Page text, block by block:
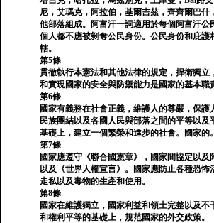
尼，艾瑪克，阿拉伯，基爾吉茲，齊齊爾巴什
他部落組成。阿富汗一詞適用於每個阿富汗公
個人都不應被剝奪公民身份。公民身份和庇護
轄。
第5條
貫徹執行本憲法和其他法律的規定，捍衛獨立
和實現國家的安全與防禦能力是國家的基本職
第6條
國家有義務在社會正義，維護人的尊嚴，保護
民族團結以及各國人民與部落之間的平等以及
基礎上，建立一個繁榮和進步的社會。國家的。
第7條
國家應遵守《聯合國憲章》，國家間協定以及
以及《世界人權宣言》。國家應防止各種恐怖
走私以及毒物的生產和使用。
第8條
國家在維護獨立，國家利益和領土完整以及不
和權利平等的基礎上，規范國家的外交政策。